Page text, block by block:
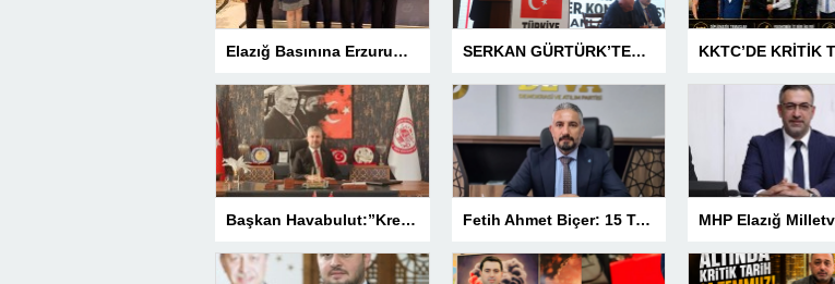
Elazığ Basınına Erzurum’da 3 Ödül SERKAN GÜRTÜRK’TEN BASIN MESLEK YASASI VURGUSU!
Başkan Havabulut:”Kredi Kartı Komisyonları Esnafın Kazancını Eritiyor” Fetih Ahmet Biçer: 15 Temmuz, Geleceğe Karşı Taşıdığımız Sorumluluğu Hatırlatan Bir Milattır